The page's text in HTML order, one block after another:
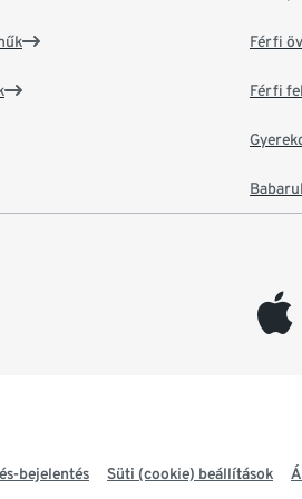
Férfi
Férfi
appleinc
bejelentés Süti (cookie) beállítások